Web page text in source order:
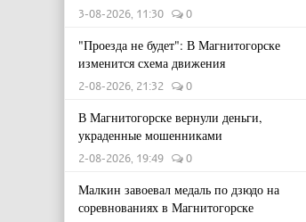
3-08-2026, 11:30 0
"Проезда не будет": В Магнитогорске
изменится схема движения
2-08-2026, 21:32 0
В Магнитогорске вернули деньги,
украденные мошенниками
2-08-2026, 19:49 0
Малкин завоевал медаль по дзюдо на
соревнованиях в Магнитогорске